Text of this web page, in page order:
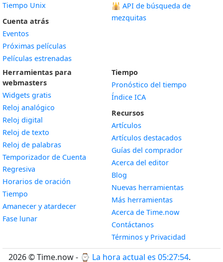
Tiempo Unix
Cuenta atrás
Eventos
Próximas películas
Películas estrenadas
🕌 API de búsqueda de
mezquitas
Herramientas para
webmasters
Widgets gratis
Reloj analógico
Reloj digital
Reloj de texto
Reloj de palabras
Temporizador de Cuenta
Regresiva
Horarios de oración
Tiempo
Amanecer y atardecerWidget
Fase lunarWidget
Tiempo
Pronóstico del tiempo
Índice ICA
Recursos
Artículos
Artículos destacados
Guías del comprador
Acerca del editor
Blog
Nuevas herramientas
Más herramientas
Acerca de Time.now
Contáctanos
Términos y Privacidad
2026 © Time.now - ⌚ La hora actual es 05:27:55.